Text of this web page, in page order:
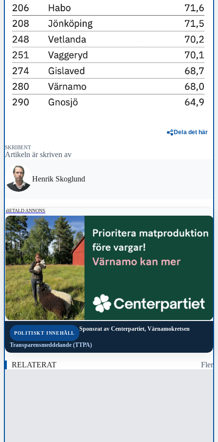
Dela det här
SKRIBENT
Artikeln är skriven av
Henrik Skoglund
BETALD ANNONS
POLITISKT INNEHÅLL
Sponsrat av Centerpartiet, Värnamokretsen
Transparensmeddelande (TTPA)
RELATERAT Fler